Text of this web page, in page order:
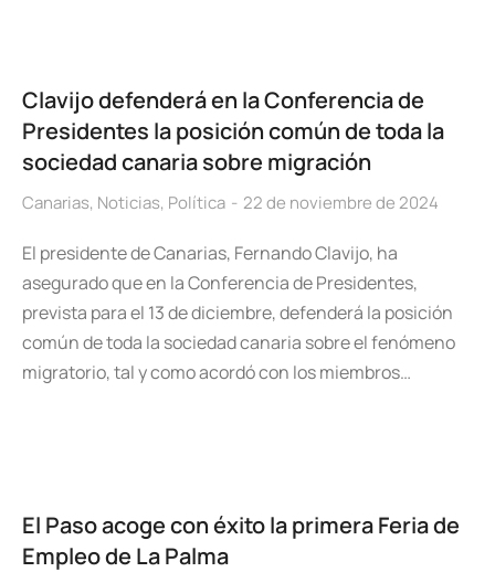
Clavijo defenderá en la Conferencia de
Presidentes la posición común de toda la
sociedad canaria sobre migración
Canarias, Noticias, Política 22 de noviembre de 2024
El presidente de Canarias, Fernando Clavijo, ha
asegurado que en la Conferencia de Presidentes,
prevista para el 13 de diciembre, defenderá la posición
común de toda la sociedad canaria sobre el fenómeno
migratorio, tal y como acordó con los miembros…
El Paso acoge con éxito la primera Feria de
Empleo de La Palma